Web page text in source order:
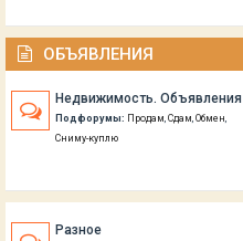
ОБЪЯВЛЕНИЯ
Недвижимость. Объявления
Подфорумы: Продам Сдам Обмен
Сниму-куплю
Разное